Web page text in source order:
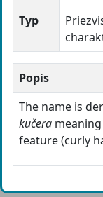
Typ
Popis
The name is
kučera
feature (curly